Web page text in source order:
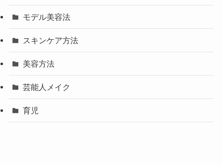
モデル美容法
スキンケア方法
美容方法
芸能人メイク
育児